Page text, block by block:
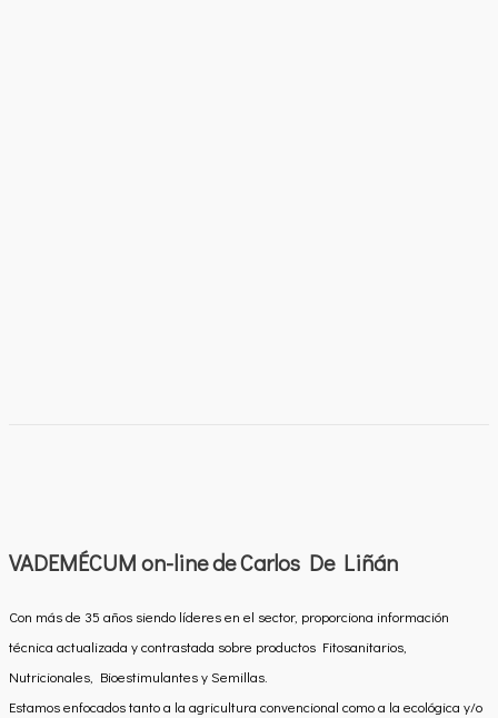
VADEMÉCUM on-line de Carlos De Liñán
Con más de 35 años siendo líderes en el sector, proporciona información
técnica actualizada y contrastada sobre productos Fitosanitarios,
Nutricionales, Bioestimulantes y Semillas.
Estamos enfocados tanto a la agricultura convencional como a la ecológica y/o